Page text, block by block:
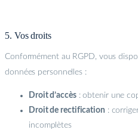
5. Vos droits
Conformément au RGPD, vous
données personnelles :
Droit d’accès: obtenir une
Droit de rectification :
incomplètes